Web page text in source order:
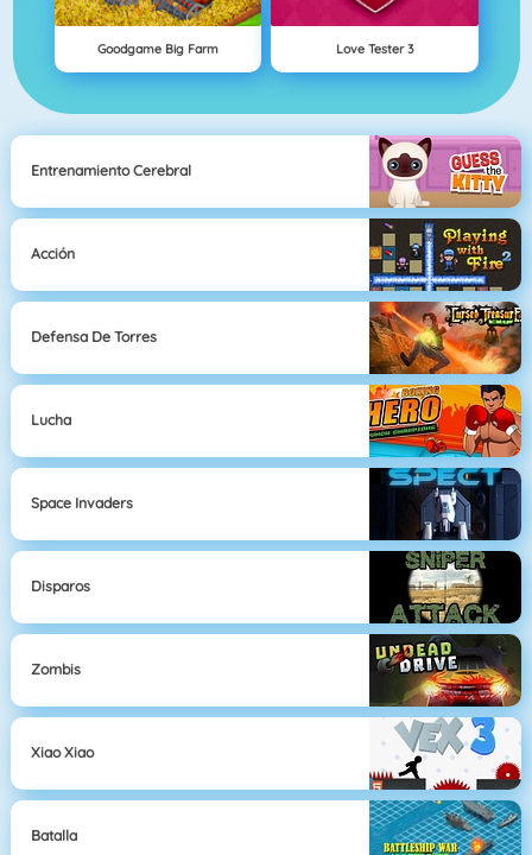
Goodgame Big Farm Love Tester 3
Entrenamiento Cerebral
Acción
Defensa De Torres
Lucha
Space Invaders
Disparos
Zombis
Xiao Xiao
Batalla